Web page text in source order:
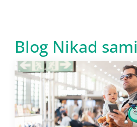
Blog Nikad sami